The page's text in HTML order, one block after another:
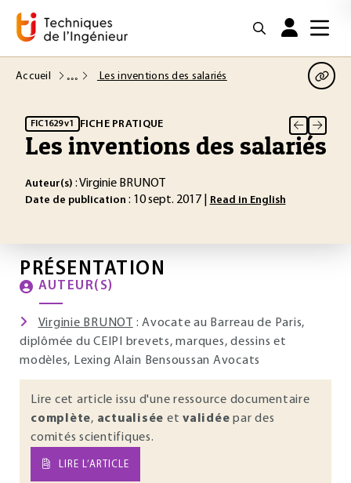
Accueil Les inventions des salariés
FIC1629 v1 FICHE PRATIQUE
Les inventions des salariés
Auteur(s) : Virginie BRUNOT
Date de publication : 10 sept. 2017 | Read in English
PRÉSENTATION
AUTEUR(S)
Virginie BRUNOT
: Avocate au Barreau de Paris,
diplômée du CEIPI brevets, marques, dessins et
modèles, Lexing Alain Bensoussan Avocats
Lire cet article issu d'une ressource documentaire
complète, actualisée et validée par des
comités scientifiques.
LIRE L’ARTICLE